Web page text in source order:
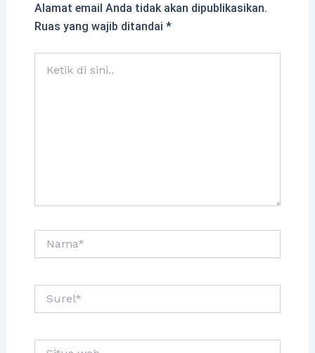
Alamat email Anda tidak akan dipublikasikan.
Ruas yang wajib ditandai *